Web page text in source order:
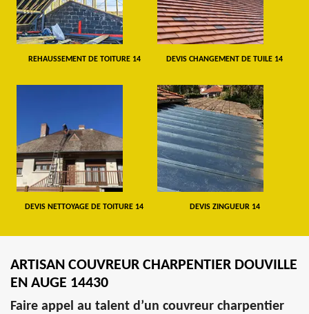
REHAUSSEMENT DE TOITURE 14 DEVIS CHANGEMENT DE TUILE 14
DEVIS NETTOYAGE DE TOITURE 14 DEVIS ZINGUEUR 14
ARTISAN COUVREUR CHARPENTIER DOUVILLE
EN AUGE 14430
Faire appel au talent d’un couvreur charpentier